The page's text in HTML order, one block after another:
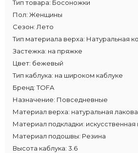
Тип товара: Босоножки
Пол: Женщины
Сезон: Лето
Тип материала верха: Натуральная
Застежка: на пряжке
Цвет: бежевый
Тип каблука: на широком каблуке
Бренд: TOFA
Назначение: Повседневные
Материал верха: натуральная
Материал подкладки: искусственная
Материал подошвы: Резина
Высота каблука: 3.6